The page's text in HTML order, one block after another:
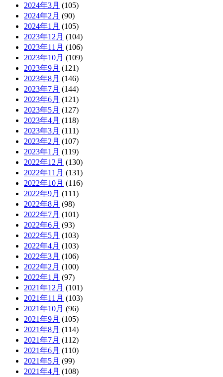
2024年3月 (105)
2024年2月 (90)
2024年1月 (105)
2023年12月 (104)
2023年11月 (106)
2023年10月 (109)
2023年9月 (121)
2023年8月 (146)
2023年7月 (144)
2023年6月 (121)
2023年5月 (127)
2023年4月 (118)
2023年3月 (111)
2023年2月 (107)
2023年1月 (119)
2022年12月 (130)
2022年11月 (131)
2022年10月 (116)
2022年9月 (111)
2022年8月 (98)
2022年7月 (101)
2022年6月 (93)
2022年5月 (103)
2022年4月 (103)
2022年3月 (106)
2022年2月 (100)
2022年1月 (97)
2021年12月 (101)
2021年11月 (103)
2021年10月 (96)
2021年9月 (105)
2021年8月 (114)
2021年7月 (112)
2021年6月 (110)
2021年5月 (99)
2021年4月 (108)